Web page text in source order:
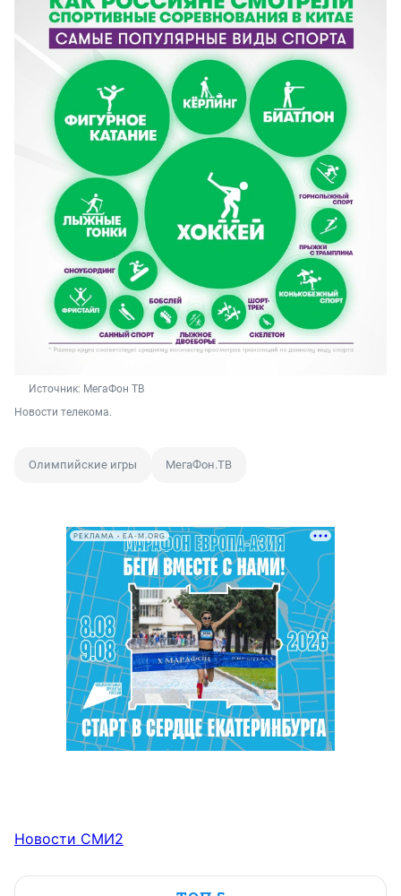
Источник: МегаФон ТВ
Новости телекома.
Олимпийские игры МегаФон.ТВ
РЕКЛАМА • EA-M.ORG
Новости СМИ2